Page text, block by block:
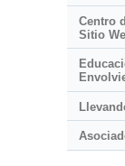
Centro
Sitio